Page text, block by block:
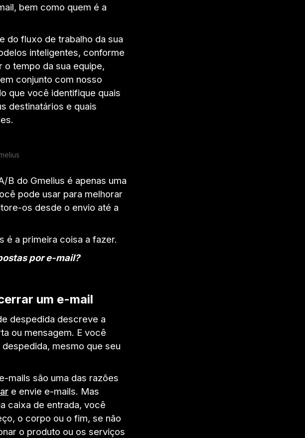
bem como quem é a
do fluxo de trabalho da sua
inteligentes, conforme
tempo da sua equipe,
conjunto com nosso
que você identifique quais
destinatários e quais
B do Gmelius é apenas uma
pode usar para melhorar
os desde o envio até a
é a primeira coisa a fazer.
por e-mail?
um e-mail
despedida descreve a
ou mensagem. E você
mesmo que seu
mails são uma das razões
e envie e-mails. Mas
caixa de entrada, você
o corpo ou o fim, se não
o produto ou os serviços